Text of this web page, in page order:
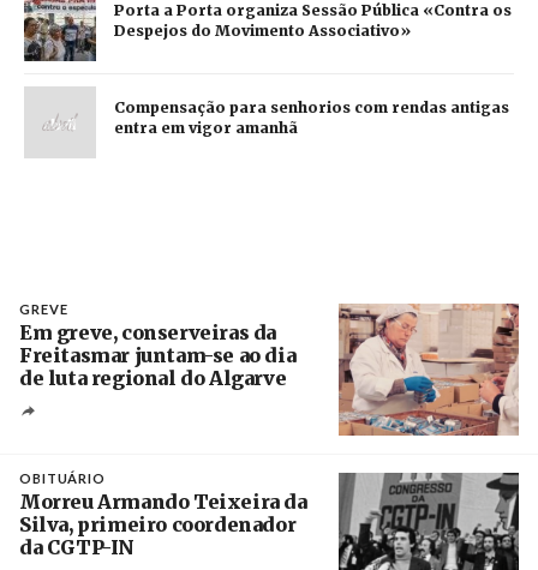
Porta a Porta organiza Sessão Pública «Contra os
Despejos do Movimento Associativo»
Compensação para senhorios com rendas antigas
entra em vigor amanhã
GREVE
Em greve, conserveiras da
Freitasmar juntam-se ao dia
de luta regional do Algarve
OBITUÁRIO
Morreu Armando Teixeira da
Silva, primeiro coordenador
da CGTP-IN